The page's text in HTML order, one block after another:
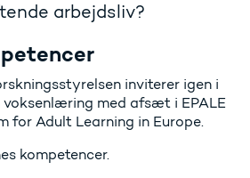
arbejdsliv?
inviterer igen i
voksenlæring med afsæt i EPALE
for Adult Learning in Europe.
kompetencer.